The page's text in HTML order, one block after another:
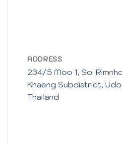
ADDRESS
234/5 Moo 1, Soi
Khaeng Subdistrict,
Thailand